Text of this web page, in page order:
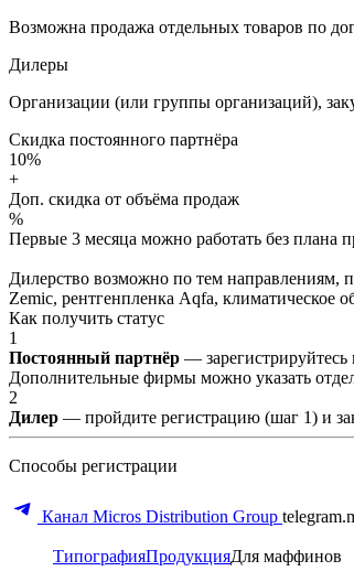
Возможна продажа отдельных товаров по
Дилеры
Организации (или группы организаций),
Скидка постоянного партнёра
10%
+
Доп. скидка от объёма продаж
%
Первые 3 месяца можно работать без плана
Дилерство возможно по тем направлениям,
Zemic, рентгенпленка Aqfa, климатическое
Как получить статус
1
Постоянный партнёр — зарегистрируйтесь
Дополнительные фирмы можно указать
2
Дилер — пройдите регистрацию (шаг 1) и
Способы регистрации
Канал Micros Distribution Group
ТипографияПродукцияДля маффинов